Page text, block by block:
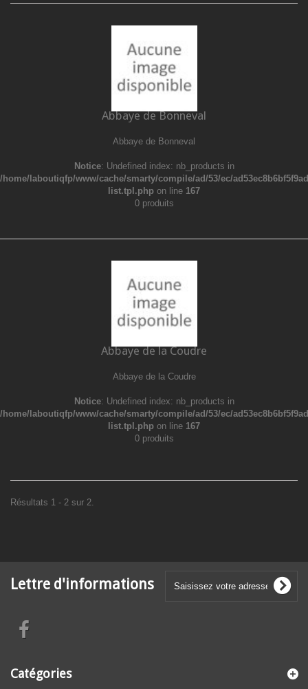
Abbaye de Bonneval
Abbaye de Bonneval
Notice: Undefined index: nb_products in
/home/laboutiqfp/www/cache/smarty/compile/ad/53/ec/
list.tpl.php on line 167
0 produits
Abbaye de la Coudre
Abbaye de la Coudre
Notice: Undefined index: nb_products in
/home/laboutiqfp/www/cache/smarty/compile/ad/53/ec/
list.tpl.php on line 167
0 produits
Résultats 1 - 2 sur 2.
Lettre d'informations
Catégories